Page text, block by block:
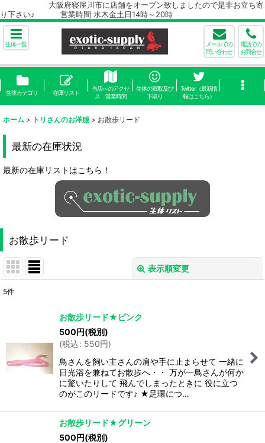
大阪府寝屋川市に店舗をオープン致しましたので是非お立ち寄
り下さい♪ 営業時間 水木金土日14時～20時
生体一覧
メールでの
問い合わせ
電話での
お問合せ
生体カテゴリ 在庫リスト
当店へのアクセ
ス 営業時間
生体の買取及び
下取り
Twitter（最新情
報はこちら）
ホーム > トリさんのお洋服 > お散歩リード
最新の在庫状況
最新の在庫リストはこちら！
お散歩リード
表示順変更
絞り込む
5件
お散歩リード★ピンク
500円(税別)
(税込: 550円)
鳥さんを飼い主さんの肩や手に止まらせて 一緒に
日光浴を兼ねてお散歩へ・・ 万が一鳥さんが何か
に驚いたりして 飛んでしまったときに 役に立つ
のがこのリードです♪ ★足環につ…
お散歩リード★グリーン
500円(税別)